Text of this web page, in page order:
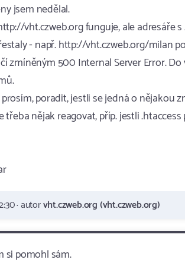
jsem nedělal.
vht.czweb.org funguje, ale adresáře
- např. http://vht.czweb.org/milan
zmíněným 500 Internal Server Error.
poradit, jestli se jedná o nějakou
třeba nějak reagovat, příp. jestli
· autorvht.czweb.org (vht.czweb.org)
si pomohl sám.